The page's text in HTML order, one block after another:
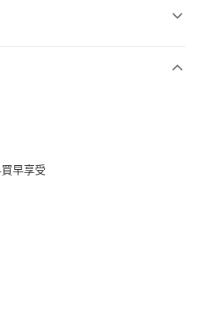
上)免運費
早享受